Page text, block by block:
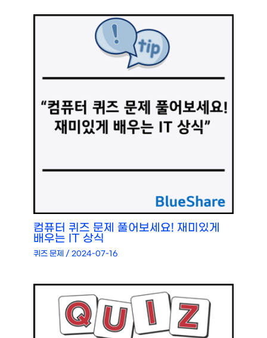
컴퓨터 퀴즈 문제 풀어보세요! 재미있게
배우는 IT 상식
퀴즈 문제 /2024-07-16